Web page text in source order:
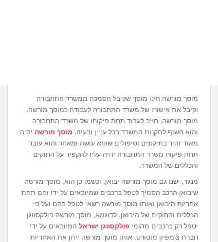
מוסך מורשה הינו מוסך שקיבל הסמכה ממשרד התחבורה
וקיבל את אישורו של משרד התחבורה לעבודה כמוסך מורשה.
מוסך מורשה, חייב לעבוד תחת פיקוחו של משרד התחבורה
והוא חשוף לתקנות המשרד בכל עניין ובעיה. מוסך מורשה יהיה
מאוד זהיר בתיקונים וטיפולים שהוא עושה ומאחר והוא עובד
תחת פיקוח משרד התחבורה יהיה עליו להקפיד על החוקים
והכללים של המשרד.
מנגד, ישנו גם מוסך מורשה יבואן, וכשמו כן הוא, מוסך מורשה
שיבואן הרכב הסמיך לטפל ברכבים שמיובאים על ידו והם תחת
אחריות היבואן ואותו מוסך מורשה רשאי לטפל בהם ועל פי
הכללים והחוקים של היבואן. לדוגמא, מוסך מורשה פולקסווגן
יטפל רק ברכבים מדגמי פולקסווגן ישראל המיובאים על ידי
חברת צ'מפיון מוטורס. אותו מוסך מורשה ייתן את האחריות